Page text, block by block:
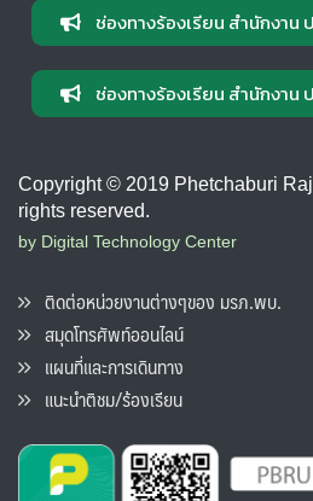
ช่องทางร้องเรียน สำนักงาน
ช่องทางร้องเรียน สำนักงาน
Copyright © 2019 Phetchaburi
rights reserved.
by Digital Technology Center
ติดต่อหน่วยงานต่างๆของ มรภ.พบ.
สมุดโทรศัพท์ออนไลน์
แผนที่และการเดินทาง
แนะนำติชม/ร้องเรียน